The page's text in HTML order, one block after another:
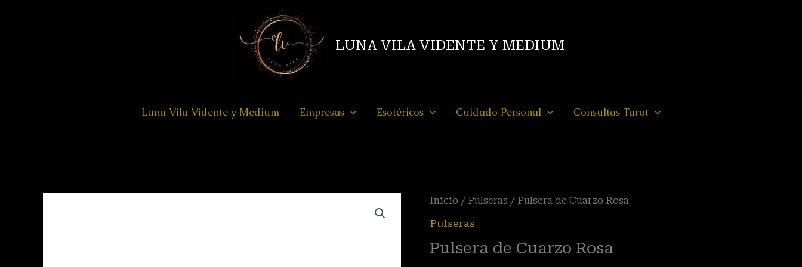
LUNA VILA VIDENTE Y MEDIUM
Luna Vila Vidente y Medium Empresas Esotéricos Cuidado Personal Consultas Tarot
Inicio / Pulseras / Pulsera de Cuarzo Rosa
Pulseras
Pulsera de Cuarzo Rosa
Pulsera
de
Rosa